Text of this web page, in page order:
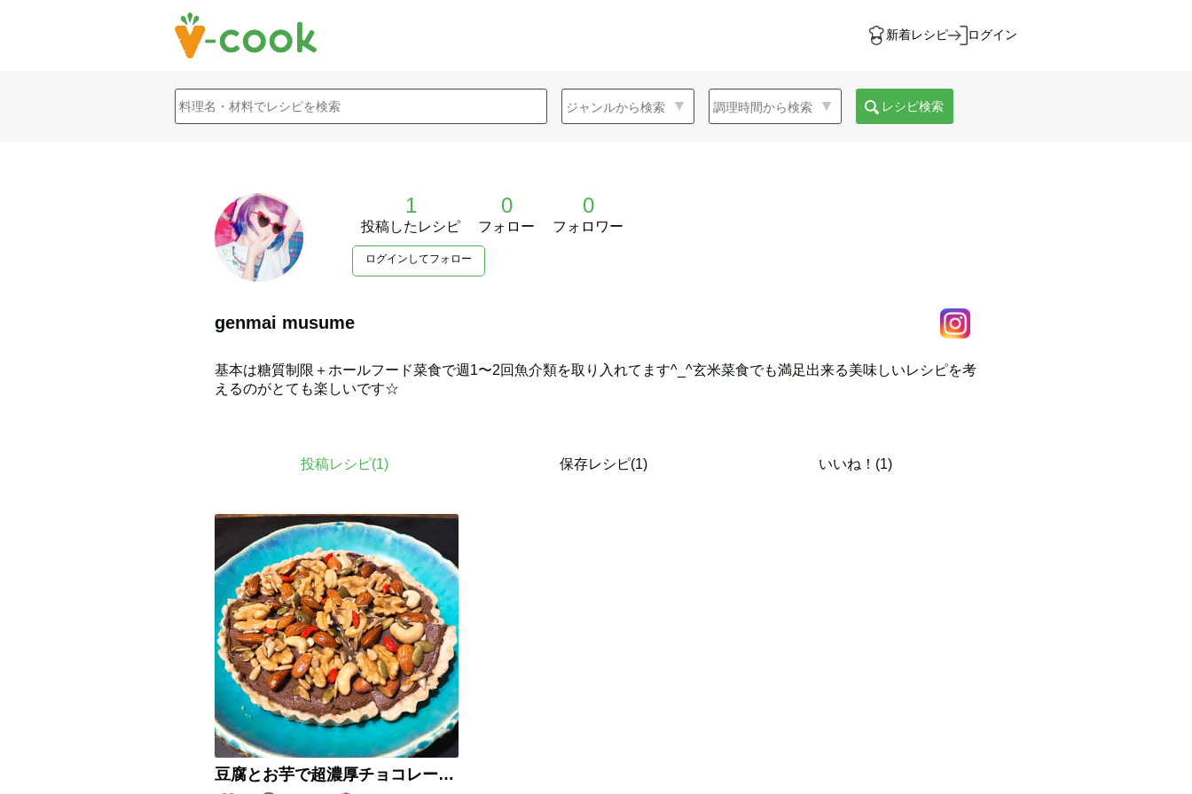
新着レシピ ログイン
レシピ検索
1
投稿したレシピ
0
フォロー
0
フォロワー
ログインしてフォロー
genmai musume
基本は糖質制限＋ホールフード菜食で週1〜2回魚介類を取り入れてます^_^玄米菜食でも満足出来る美味しいレシピを考
えるのがとても楽しいです☆
投稿レシピ(1) 保存レシピ(1) いいね！(1)
豆腐とお芋で超濃厚チョコレートロータルト